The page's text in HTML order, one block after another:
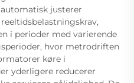
justerer
i perioder med varierende
hvor metrodriften
køre i
yderligere reducerer